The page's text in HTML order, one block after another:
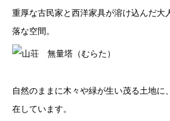
重厚な古民家と西洋家具が溶け込んだ大
落な空間。
自然のままに木々や緑が生い茂る土地に
在しています。